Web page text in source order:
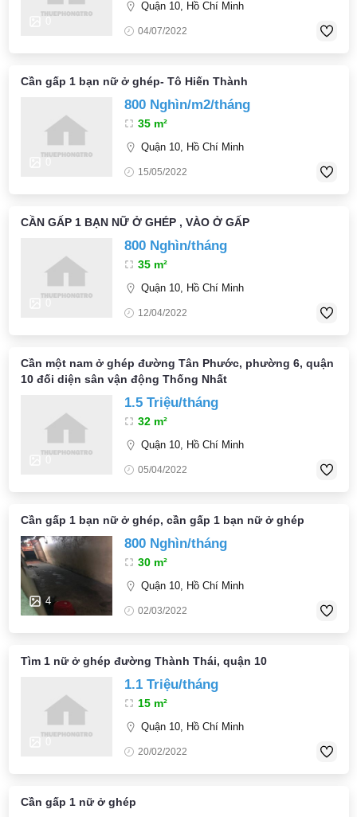
Quận 10, Hồ Chí Minh
04/07/2022
Cần gấp 1 bạn nữ ở ghép- Tô Hiến Thành
800 Nghìn/m2/tháng
35 m²
Quận 10, Hồ Chí Minh
15/05/2022
CẦN GẤP 1 BẠN NỮ Ở GHÉP , VÀO Ở GẤP
800 Nghìn/tháng
35 m²
Quận 10, Hồ Chí Minh
12/04/2022
Cần một nam ở ghép đường Tân Phước, phường 6, quận
10 đối diện sân vận động Thống Nhất
1.5 Triệu/tháng
32 m²
Quận 10, Hồ Chí Minh
05/04/2022
Cần gấp 1 bạn nữ ở ghép, cần gấp 1 bạn nữ ở ghép
4
800 Nghìn/tháng
30 m²
Quận 10, Hồ Chí Minh
02/03/2022
Tìm 1 nữ ở ghép đường Thành Thái, quận 10
1.1 Triệu/tháng
15 m²
Quận 10, Hồ Chí Minh
20/02/2022
Cần gấp 1 nữ ở ghép